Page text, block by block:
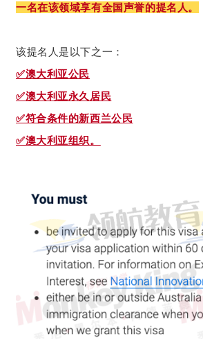
一名在该领域享有全国声誉的提名人。
该提名人是以下之一：
✅澳大利亚公民
✅澳大利亚永久居民
✅符合条件的新西兰公民
✅澳大利亚组织。